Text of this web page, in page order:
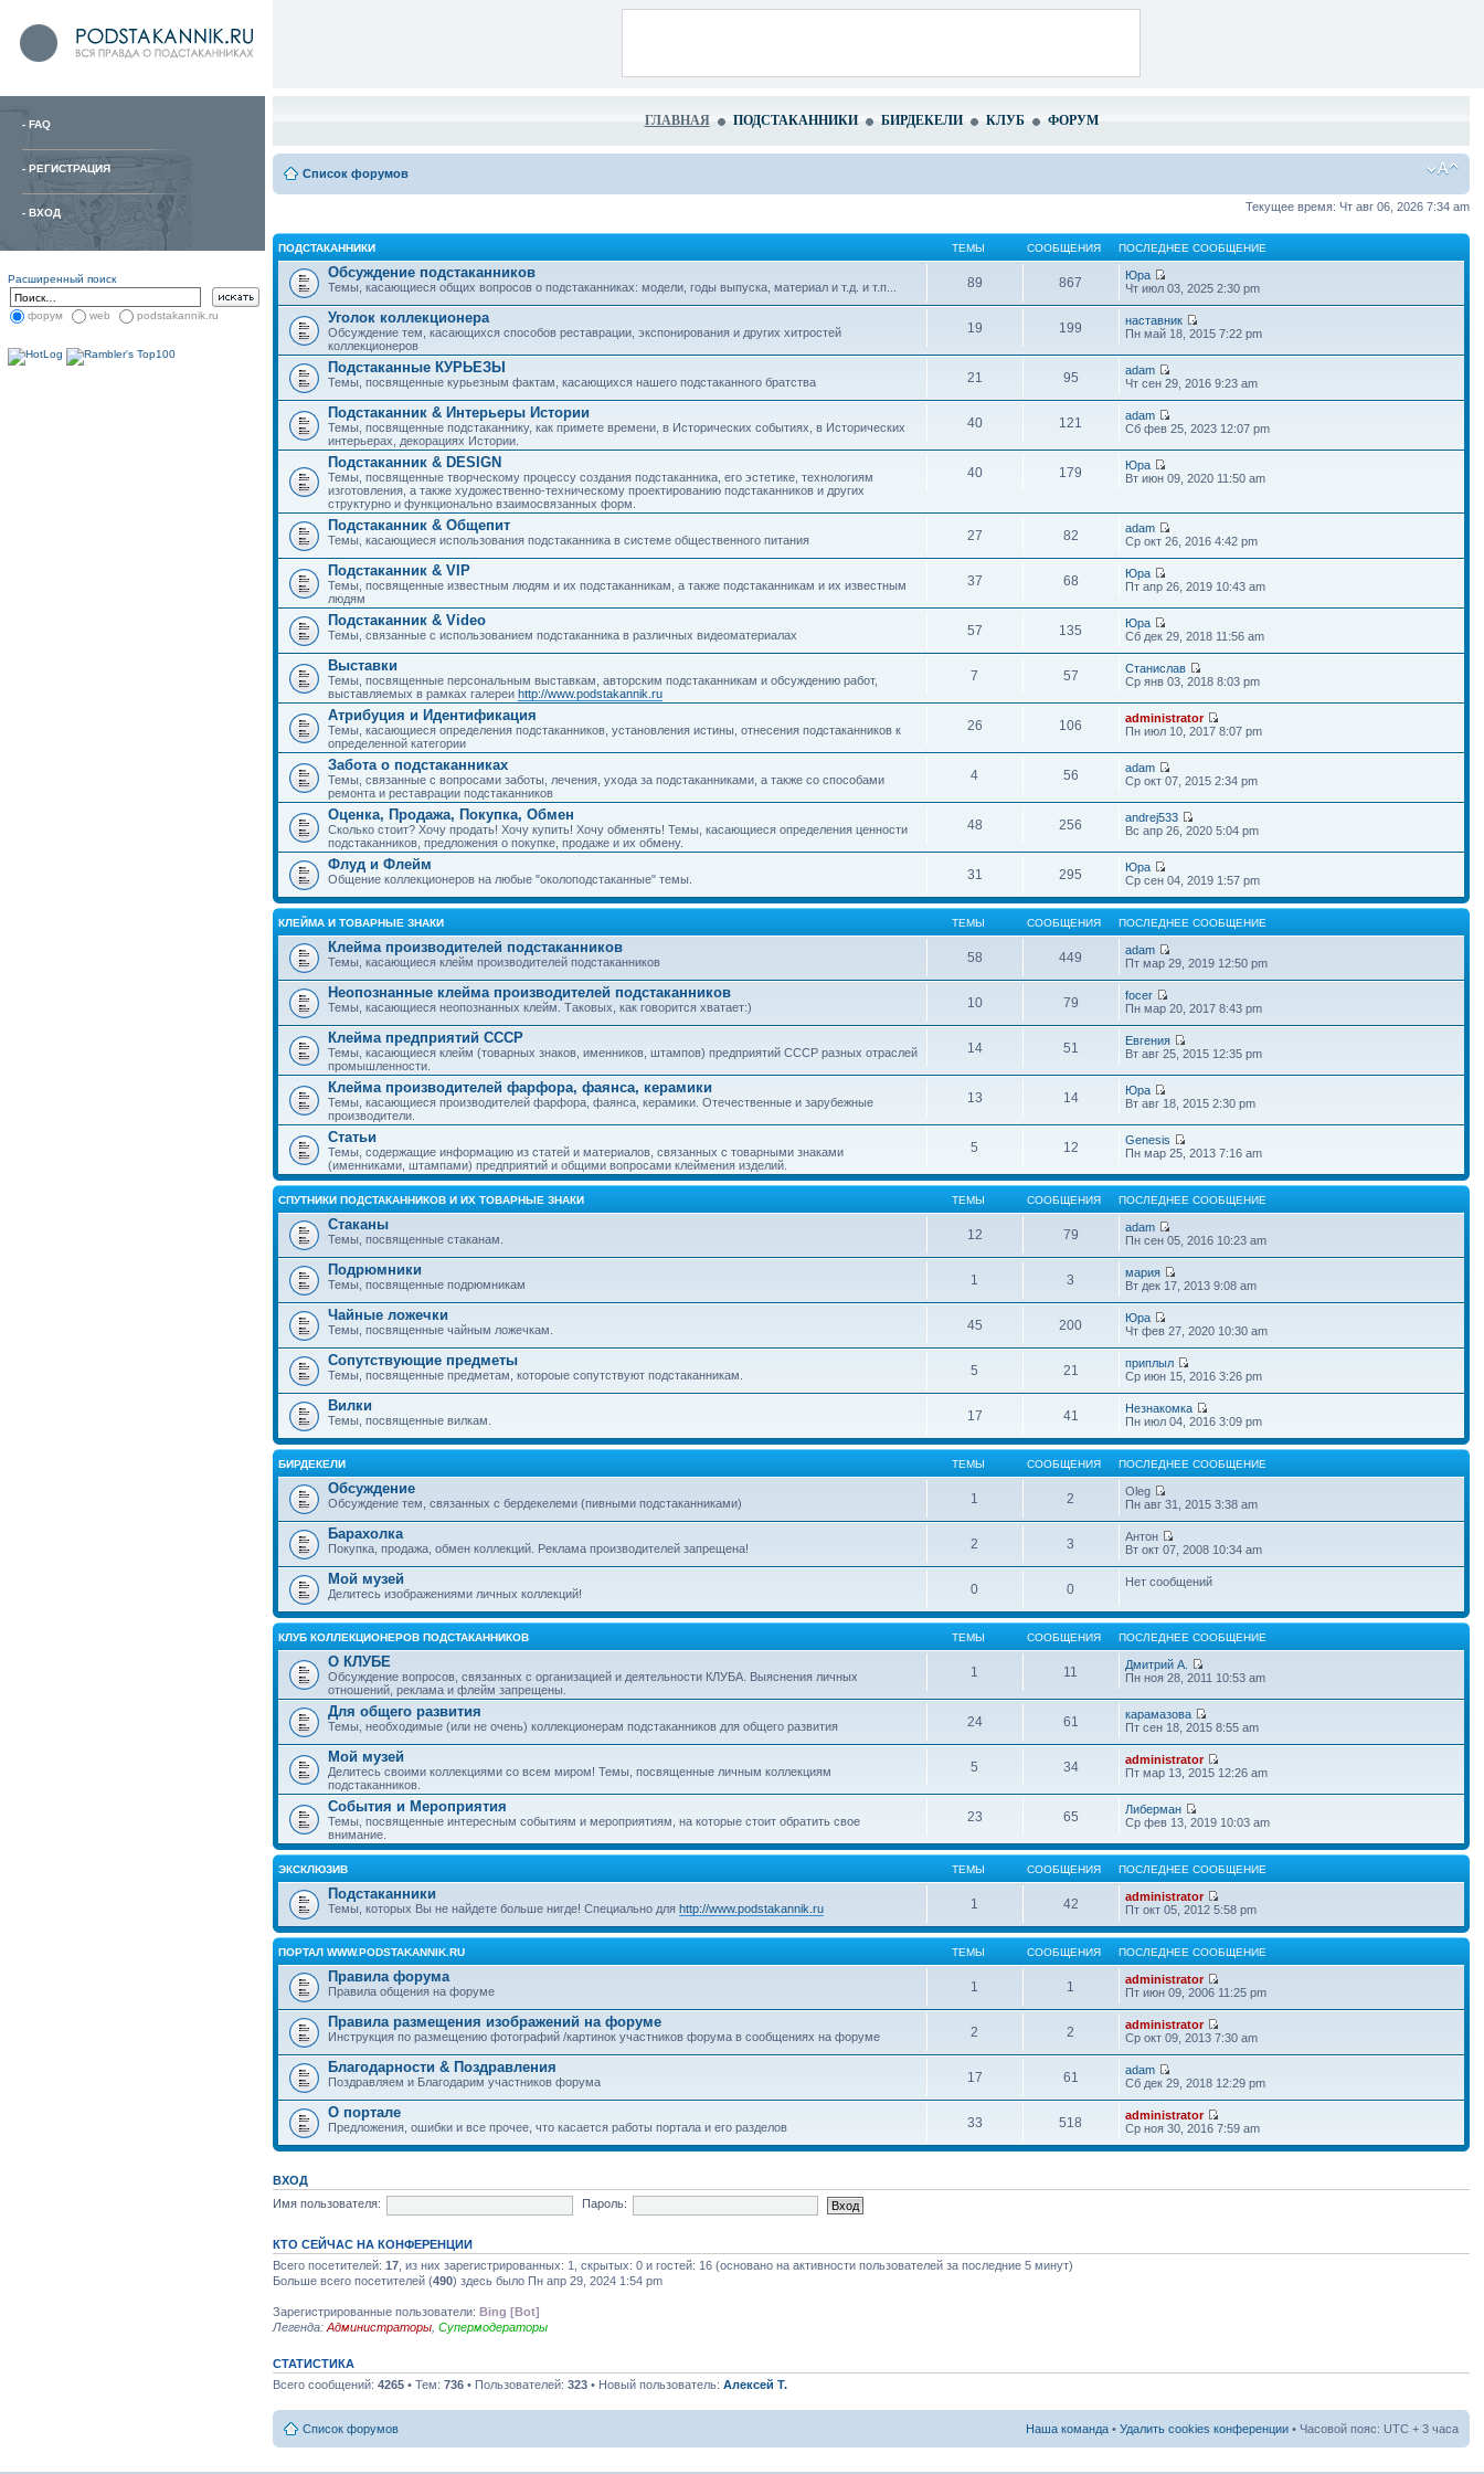
- FAQ
- РЕГИСТРАЦИЯ
- ВХОД
Расширенный поиск
форум web podstakannik.ru
ГЛАВНАЯ ПОДСТАКАННИКИ БИРДЕКЕЛИ КЛУБ ФОРУМ
Список форумов
Текущее время: Чт авг 06, 2026 7:34 am
ПОДСТАКАННИКИ ТЕМЫ СООБЩЕНИЯ ПОСЛЕДНЕЕ СООБЩЕНИЕ
Обсуждение подстаканников
Темы, касающиеся общих вопросов о подстаканниках: модели, годы выпуска, материал и т.д. и т.п... 89 867
Юра
Чт июл 03, 2025 2:30 pm
Уголок коллекционера
Обсуждение тем, касающихся способов реставрации, экспонирования и других хитростей
коллекционеров
19 199
наставник
Пн май 18, 2015 7:22 pm
Подстаканные КУРЬЕЗЫ
Темы, посвященные курьезным фактам, касающихся нашего подстаканного братства 21 95
adam
Чт сен 29, 2016 9:23 am
Подстаканник & Интерьеры Истории
Темы, посвященные подстаканнику, как примете времени, в Исторических событиях, в Исторических
интерьерах, декорациях Истории.
40 121
adam
Сб фев 25, 2023 12:07 pm
Подстаканник & DESIGN
Темы, посвященные творческому процессу создания подстаканника, его эстетике, технологиям
изготовления, а также художественно-техническому проектированию подстаканников и других
структурно и функционально взаимосвязанных форм.
40 179
Юра
Вт июн 09, 2020 11:50 am
Подстаканник & Общепит
Темы, касающиеся использования подстаканника в системе общественного питания 27 82
adam
Ср окт 26, 2016 4:42 pm
Подстаканник & VIP
Темы, посвященные известным людям и их подстаканникам, а также подстаканникам и их известным
людям
37 68
Юра
Пт апр 26, 2019 10:43 am
Подстаканник & Video
Темы, связанные с использованием подстаканника в различных видеоматериалах 57 135
Юра
Сб дек 29, 2018 11:56 am
Выставки
Темы, посвященные персональным выставкам, авторским подстаканникам и обсуждению работ,
выставляемых в рамках галереи http://www.podstakannik.ru
7 57
Станислав
Ср янв 03, 2018 8:03 pm
Атрибуция и Идентификация
Темы, касающиеся определения подстаканников, установления истины, отнесения подстаканников к
определенной категории
26 106
administrator
Пн июл 10, 2017 8:07 pm
Забота о подстаканниках
Темы, связанные с вопросами заботы, лечения, ухода за подстаканниками, а также со способами
ремонта и реставрации подстаканников
4 56
adam
Ср окт 07, 2015 2:34 pm
Оценка, Продажа, Покупка, Обмен
Сколько стоит? Хочу продать! Хочу купить! Хочу обменять! Темы, касающиеся определения ценности
подстаканников, предложения о покупке, продаже и их обмену.
48 256
andrej533
Вс апр 26, 2020 5:04 pm
Флуд и Флейм
Общение коллекционеров на любые "околоподстаканные" темы. 31 295
Юра
Ср сен 04, 2019 1:57 pm
КЛЕЙМА И ТОВАРНЫЕ ЗНАКИ ТЕМЫ СООБЩЕНИЯ ПОСЛЕДНЕЕ СООБЩЕНИЕ
Клейма производителей подстаканников
Темы, касающиеся клейм производителей подстаканников 58 449
adam
Пт мар 29, 2019 12:50 pm
Неопознанные клейма производителей подстаканников
Темы, касающиеся неопознанных клейм. Таковых, как говорится хватает:) 10 79
focer
Пн мар 20, 2017 8:43 pm
Клейма предприятий СССР
Темы, касающиеся клейм (товарных знаков, именников, штампов) предприятий СССР разных отраслей
промышленности.
14 51
Евгения
Вт авг 25, 2015 12:35 pm
Клейма производителей фарфора, фаянса, керамики
Темы, касающиеся производителей фарфора, фаянса, керамики. Отечественные и зарубежные
производители.
13 14
Юра
Вт авг 18, 2015 2:30 pm
Статьи
Темы, содержащие информацию из статей и материалов, связанных с товарными знаками
(именниками, штампами) предприятий и общими вопросами клеймения изделий.
5 12
Genesis
Пн мар 25, 2013 7:16 am
СПУТНИКИ ПОДСТАКАННИКОВ И ИХ ТОВАРНЫЕ ЗНАКИ ТЕМЫ СООБЩЕНИЯ ПОСЛЕДНЕЕ СООБЩЕНИЕ
Стаканы
Темы, посвященные стаканам. 12 79
adam
Пн сен 05, 2016 10:23 am
Подрюмники
Темы, посвященные подрюмникам 1 3
мария
Вт дек 17, 2013 9:08 am
Чайные ложечки
Темы, посвященные чайным ложечкам. 45 200
Юра
Чт фев 27, 2020 10:30 am
Сопутствующие предметы
Темы, посвященные предметам, котороые сопутствуют подстаканникам. 5 21
приплыл
Ср июн 15, 2016 3:26 pm
Вилки
Темы, посвященные вилкам. 17 41
Незнакомка
Пн июл 04, 2016 3:09 pm
БИРДЕКЕЛИ ТЕМЫ СООБЩЕНИЯ ПОСЛЕДНЕЕ СООБЩЕНИЕ
Обсуждение
Обсуждение тем, связанных с бердекелеми (пивными подстаканниками) 1 2
Oleg
Пн авг 31, 2015 3:38 am
Барахолка
Покупка, продажа, обмен коллекций. Реклама производителей запрещена! 2 3
Антон
Вт окт 07, 2008 10:34 am
Мой музей
Делитесь изображениями личных коллекций! 0 0 Нет сообщений
КЛУБ КОЛЛЕКЦИОНЕРОВ ПОДСТАКАННИКОВ ТЕМЫ СООБЩЕНИЯ ПОСЛЕДНЕЕ СООБЩЕНИЕ
О КЛУБЕ
Обсуждение вопросов, связанных с организацией и деятельности КЛУБА. Выяснения личных
отношений, реклама и флейм запрещены.
1 11
Дмитрий А.
Пн ноя 28, 2011 10:53 am
Для общего развития
Темы, необходимые (или не очень) коллекционерам подстаканников для общего развития 24 61
карамазова
Пт сен 18, 2015 8:55 am
Мой музей
Делитесь своими коллекциями со всем миром! Темы, посвященные личным коллекциям
подстаканников.
5 34
administrator
Пт мар 13, 2015 12:26 am
События и Мероприятия
Темы, посвященные интересным событиям и мероприятиям, на которые стоит обратить свое
внимание.
23 65
Либерман
Ср фев 13, 2019 10:03 am
ЭКСКЛЮЗИВ ТЕМЫ СООБЩЕНИЯ ПОСЛЕДНЕЕ СООБЩЕНИЕ
Подстаканники
Темы, которых Вы не найдете больше нигде! Специально для http://www.podstakannik.ru 1 42
administrator
Пт окт 05, 2012 5:58 pm
ПОРТАЛ WWW.PODSTAKANNIK.RU ТЕМЫ СООБЩЕНИЯ ПОСЛЕДНЕЕ СООБЩЕНИЕ
Правила форума
Правила общения на форуме 1 1
administrator
Пт июн 09, 2006 11:25 pm
Правила размещения изображений на форуме
Инструкция по размещению фотографий /картинок участников форума в сообщениях на форуме 2 2
administrator
Ср окт 09, 2013 7:30 am
Благодарности & Поздравления
Поздравляем и Благодарим участников форума 17 61
adam
Сб дек 29, 2018 12:29 pm
О портале
Предложения, ошибки и все прочее, что касается работы портала и его разделов 33 518
administrator
Ср ноя 30, 2016 7:59 am
ВХОД
Имя пользователя:
Пароль:
КТО СЕЙЧАС НА КОНФЕРЕНЦИИ
Всего посетителей: 17 , из них зарегистрированных: 1, скрытых: 0 и гостей: 16 (основано на активности пользователей за последние 5 минут)
Больше всего посетителей (490) здесь было Пн апр 29, 2024 1:54 pm
Зарегистрированные пользователи: Bing [Bot]
Легенда: Администраторы Супермодераторы
СТАТИСТИКА
Всего сообщений: 4265 • Тем: 736 • Пользователей: 323 • Новый пользователь: Алексей Т.
Список форумов Наша команда • Удалить cookies конференции • Часовой пояс: UTC + 3 часа